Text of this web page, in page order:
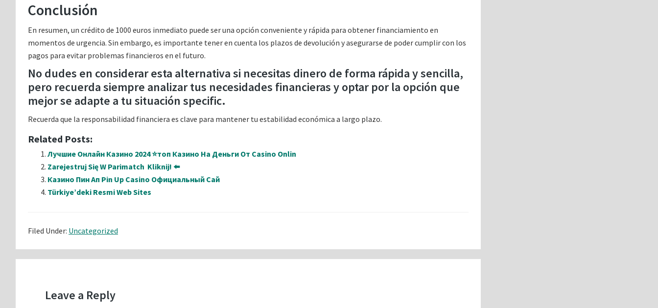
Conclusión
En resumen, un crédito de 1000 euros inmediato puede ser una opción conveniente y rápida para obtener financiamiento en
momentos de urgencia. Sin embargo, es importante tener en cuenta los plazos de devolución y asegurarse de poder cumplir con los
pagos para evitar problemas financieros en el futuro.
No dudes en considerar esta alternativa si necesitas dinero de forma rápida y sencilla,
pero recuerda siempre analizar tus necesidades financieras y optar por la opción que
mejor se adapte a tu situación specific.
Recuerda que la responsabilidad financiera es clave para mantener tu estabilidad económica a largo plazo.
Related Posts:
Лучшие Онлайн Казино 2024 ⭐топ Казино На Деньги От Casino Onlin
Zarejestruj Się W Parimatch ️ Kliknij! ⬅️
Казино Пин Ап Pin Up Casino Официальный Сай
Türkiye’deki Resmi Web Sites
Filed Under: Uncategorized
Leave a Reply